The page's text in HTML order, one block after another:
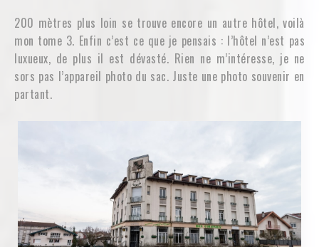
200 mètres plus loin se trouve encore un autre hôtel, voilà
mon tome 3. Enfin c’est ce que je pensais : l’hôtel n’est pas
luxueux, de plus il est dévasté. Rien ne m’intéresse, je ne
sors pas l’appareil photo du sac. Juste une photo souvenir en
partant.